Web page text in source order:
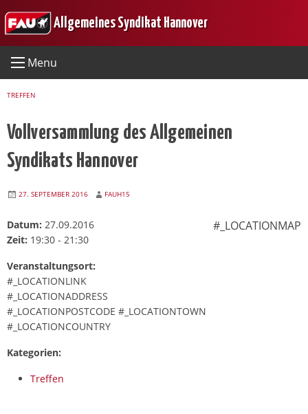
to
Allgemeines Syndikat Hannover
Menu
TREFFEN
Vollversammlung des Allgemeinen
Syndikats Hannover
27. SEPTEMBER 2016 FAUH15
#_LOCATIONMAP
Datum: 27.09.2016
Zeit: 19:30 - 21:30
Veranstaltungsort:
#_LOCATIONLINK
#_LOCATIONADDRESS
#_LOCATIONPOSTCODE #_LOCATIONTOWN
#_LOCATIONCOUNTRY
Kategorien:
Treffen